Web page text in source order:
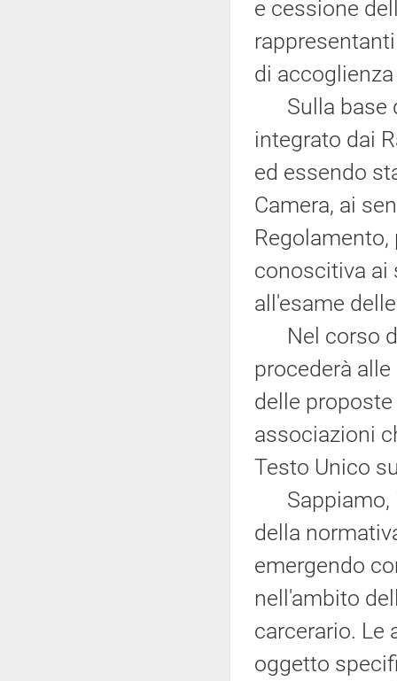
e cessione
di accoglienza
Sulla base
integrato dai
ed essendo
Camera, ai
conoscitiva ai
all'esame
Nel corso
procederà
delle
associazioni
Testo Unico
Sappiamo,
della
emergendo
nell'ambito
carcerario. Le
oggetto